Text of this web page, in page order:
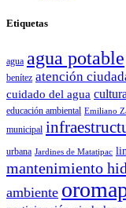
Etiquetas
agua agua potable
benítez atención
cuidado del agua
educación ambiental Emiliano
municipal
urbana Jardines de Matatipac
mantenimiento
ambiente